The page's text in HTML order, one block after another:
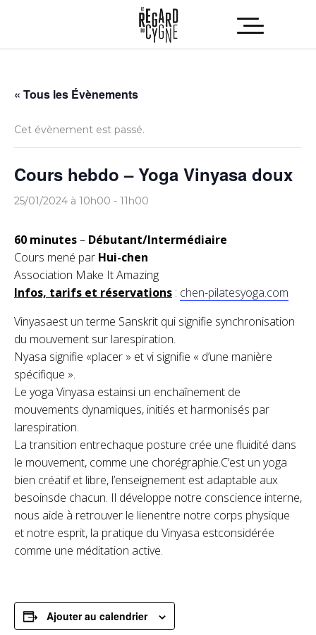
« Tous les Évènements
Cet évènement est passé.
Cours hebdo – Yoga Vinyasa doux
25/01/2024 à 10h00 - 11h00
60 minutes– Débutant/Intermédiaire
Cours mené par Hui-chen
Association Make It Amazing
Infos, tarifs et réservations : chen-pilatesyoga.com
Vinyasaest un terme Sanskrit qui signifie synchronisation
du mouvement sur larespiration.
Nyasa signifie «placer » et vi signifie « d’une manière
spécifique ».
Le yoga Vinyasa estainsi un enchaînement de
mouvements dynamiques, initiés et harmonisés par
larespiration.
La transition entrechaque posture crée une fluidité dans
le mouvement, comme une chorégraphie.C’est un yoga
bien créatif et libre, l’enseignement est adaptable aux
besoinsde chacun. Il développe notre conscience interne,
nous aide à retrouver le lienentre notre corps physique
et notre esprit, la pratique du Vinyasa estconsidérée
comme une méditation active.
Ajouter au calendrier